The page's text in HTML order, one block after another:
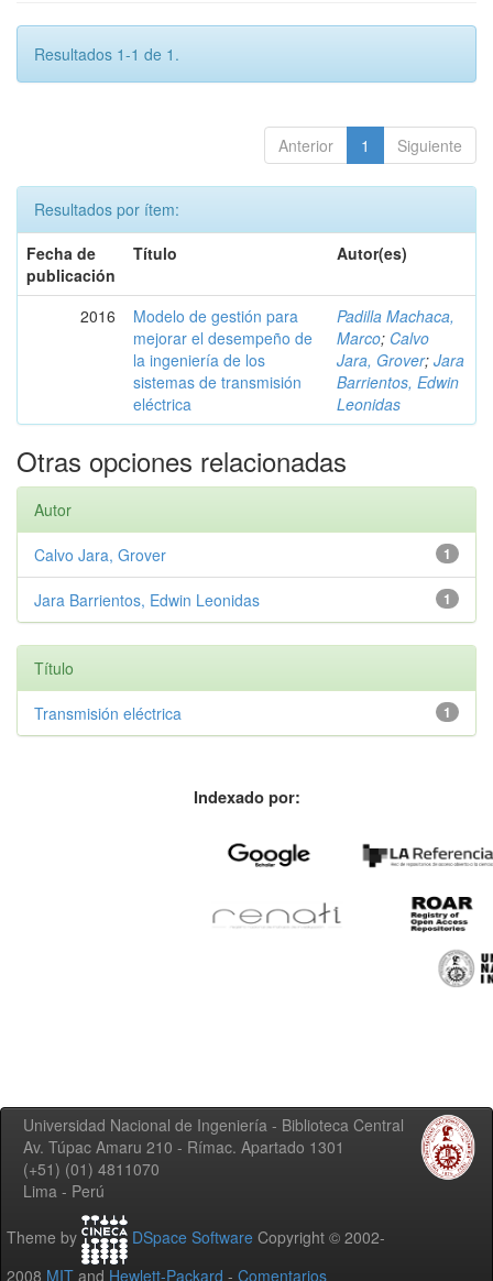
Resultados 1-1 de 1.
Anterior 1 Siguiente
Resultados por ítem:
Fecha de
publicación
Título Autor(es)
2016
Modelo de gestión para
mejorar el desempeño de
la ingeniería de los
sistemas de transmisión
eléctrica
Padilla Machaca,
Marco; Calvo
Jara, Grover; Jara
Barrientos, Edwin
Leonidas
Otras opciones relacionadas
Autor
1
Calvo Jara, Grover
1
Jara Barrientos, Edwin Leonidas
Título
1
Transmisión eléctrica
Indexado por:
Universidad Nacional de Ingeniería - Biblioteca Central
Av. Túpac Amaru 210 - Rímac. Apartado 1301
(+51) (01) 4811070
Lima - Perú
Theme by DSpace Software Copyright © 2002-
2008 MIT and Hewlett-Packard - Comentarios